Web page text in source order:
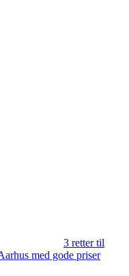
3 retter til
med gode priser